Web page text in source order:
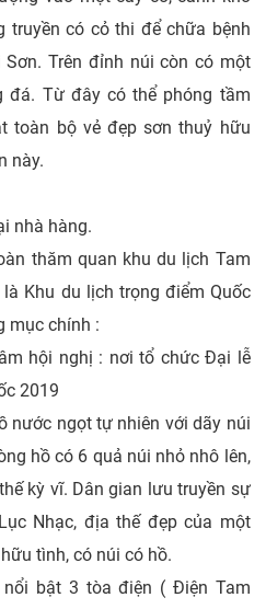
truyền có cỏ thi để chữa bệnh
Trên đỉnh núi còn có một
đá. Từ đây có thể phóng tầm
toàn bộ vẻ đẹp sơn thuỷ hữu
này.
nhà hàng.
thăm quan khu du lịch Tam
Khu du lịch trọng điểm Quốc
mục chính :
hội nghị : nơi tổ chức Đại lễ
2019
nước ngọt tự nhiên với dãy núi
hồ có 6 quả núi nhỏ nhô lên,
kỳ vĩ. Dân gian lưu truyền sự
Nhạc, địa thế đẹp của một
tình, có núi có hồ.
bật 3 tòa điện ( Điện Tam